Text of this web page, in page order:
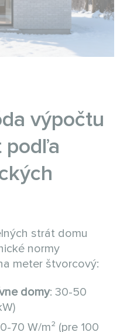
výpočtu
podľa
strát domu
normy
meter štvorcový:
domy: 30-50
70 W/m² (pre 100